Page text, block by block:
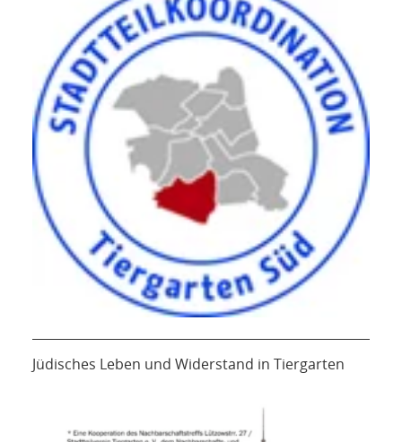
Jüdisches Leben und Widerstand in Tiergarten